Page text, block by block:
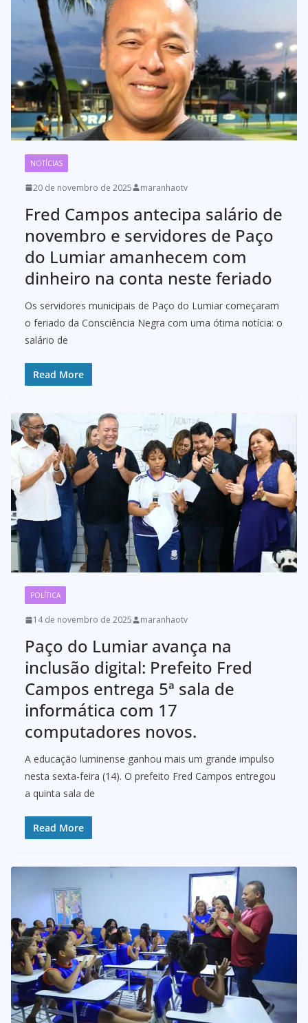
NOTÍCIAS
20 de novembro de 2025 maranhaotv
Fred Campos antecipa salário de
novembro e servidores de Paço
do Lumiar amanhecem com
dinheiro na conta neste feriado
Os servidores municipais de Paço do Lumiar começaram
o feriado da Consciência Negra com uma ótima notícia: o
salário de
Read More
POLÍTICA
14 de novembro de 2025 maranhaotv
Paço do Lumiar avança na
inclusão digital: Prefeito Fred
Campos entrega 5ª sala de
informática com 17
computadores novos.
A educação luminense ganhou mais um grande impulso
nesta sexta-feira (14). O prefeito Fred Campos entregou
a quinta sala de
Read More